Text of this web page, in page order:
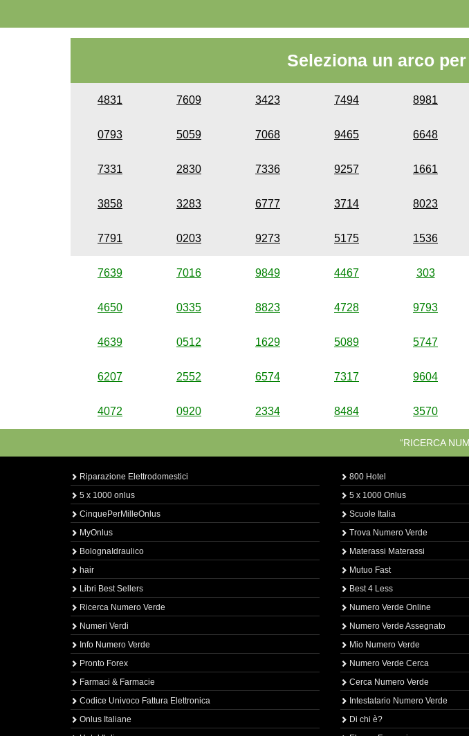
Seleziona un arco
4831 7609 3423 7494 8981
0793 5059 7068 9465 6648
7331 2830 7336 9257 1661
3858 3283 6777 3714 8023
7791 0203 9273 5175 1536
7639 7016 9849 4467 303
4650 0335 8823 4728 9793
4639 0512 1629 5089 5747
6207 2552 6574 7317 9604
4072 0920 2334 8484 3570
“RICERCA
Riparazione Elettrodomestici
5 x 1000 onlus
CinquePerMilleOnlus
MyOnlus
BolognaIdraulico
hair
Libri Best Sellers
Ricerca Numero Verde
Numeri Verdi
Info Numero Verde
Pronto Forex
Farmaci & Farmacie
Codice Univoco Fattura Elettronica
Onlus Italiane
800 Hotel
5 x 1000 Onlus
Scuole Italia
Trova Numero Verde
Materassi Materassi
Mutuo Fast
Best 4 Less
Numero Verde Online
Numero Verde Assegnato
Mio Numero Verde
Numero Verde Cerca
Cerca Numero Verde
Intestatario Numero Verde
Di chi è?